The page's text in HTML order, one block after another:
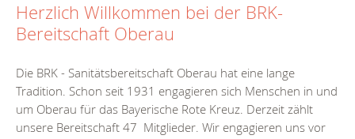
Herzlich Willkommen bei der BRK-
Bereitschaft Oberau
Die BRK - Sanitätsbereitschaft Oberau hat eine lange
Tradition. Schon seit 1931 engagieren sich Menschen in und
um Oberau für das Bayerische Rote Kreuz. Derzeit zählt
unsere Bereitschaft 47 Mitglieder. Wir engagieren uns vor